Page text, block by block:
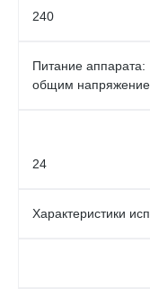
240
Питание аппарата:
общим
24
Характеристики